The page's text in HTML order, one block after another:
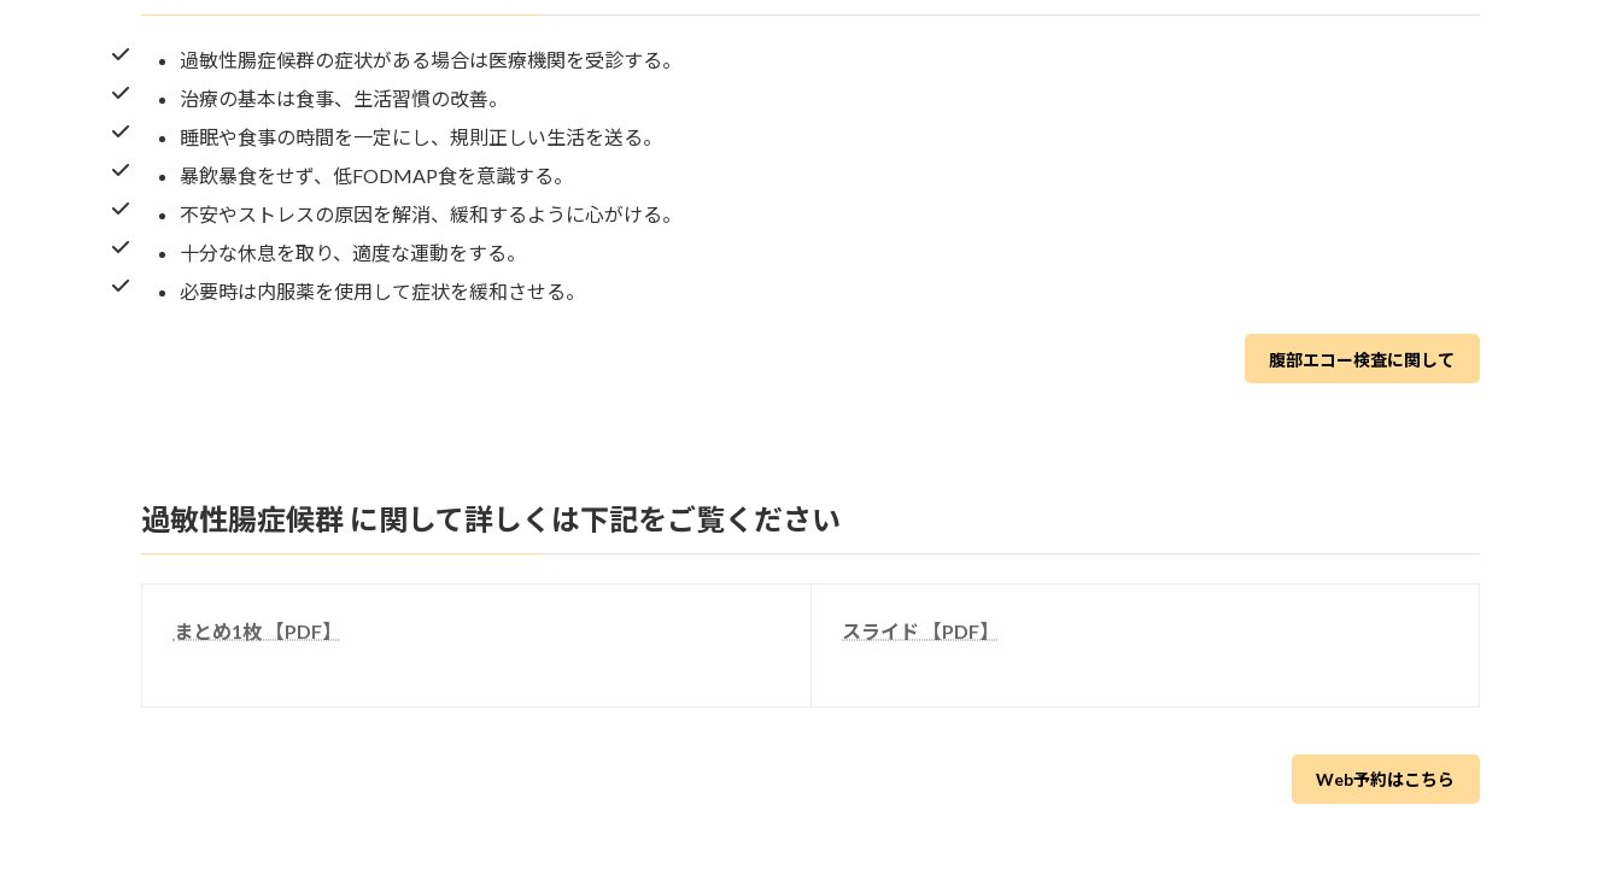
過敏性腸症候群の症状がある場合は医療機関を受診する。
治療の基本は食事、生活習慣の改善。
睡眠や食事の時間を一定にし、規則正しい生活を送る。
暴飲暴食をせず、低FODMAP食を意識する。
不安やストレスの原因を解消、緩和するように心がける。
十分な休息を取り、適度な運動をする。
必要時は内服薬を使用して症状を緩和させる。
腹部エコー検査に関して
過敏性腸症候群 に関して詳しくは下記をご覧ください
まとめ1枚 【PDF】 スライド 【PDF】
Web予約はこちら